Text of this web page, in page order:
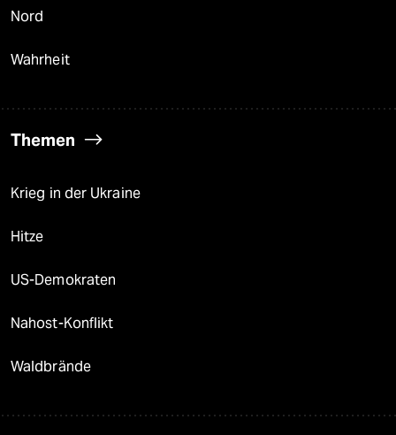
Nord
Wahrheit
Themen
Krieg in der Ukraine
Hitze
US-Demokraten
Nahost-Konflikt
Waldbrände